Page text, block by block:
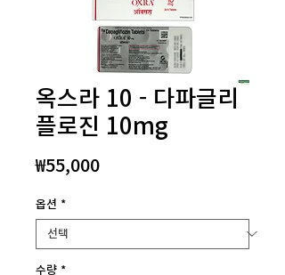
옥스라 10 - 다파글리
플로진 10mg
₩55,000가
옵션 *
수량 *